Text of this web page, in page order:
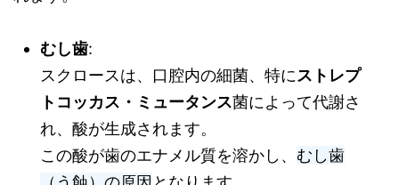
むし歯:
スクロースは、口腔内の細菌、特にストレプ
トコッカス・ミュータンス菌によって代謝さ
れ、酸が生成されます。
この酸が歯のエナメル質を溶かし、 むし歯